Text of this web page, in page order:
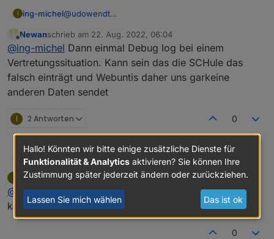
I ing-michel@udowendt
ist der Status trotzdem „regular“…
Offline
Newanschrieb am 22. Aug. 2022, 06:04
zuletzt editiert von
@ing-michel Dann einmal Debug log bei einem
Vertretungssituation. Kann sein das die SCHule das
falsch einträgt und Webuntis daher uns garkeine
anderen Daten sendet
I 2 Antworten 0
Newan ing-michel
Dann einmal Debug log bei einem
Vertretungssituation. Kann sein das die SCHule das
falsch einträgt und Webuntis daher uns garkeine
anderen Daten sendet
ing-michelschrieb am22. Aug. 2022, 08:37
zuletzt editiert von
@ newanaktuell haben wir die Situation nicht, vielleicht
kann@UdoWendthelfen?
0
Hallo! Könnten wir bitte einige zusätzliche Dienste für
Funktionalität & Analytics aktivieren? Sie können Ihre
Zustimmung später jederzeit ändern oder zurückziehen.
Lassen Sie mich wählen Das ist ok